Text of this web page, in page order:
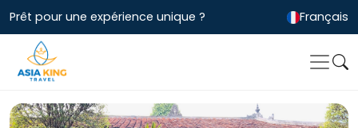
Prêt pour une expérience unique ? Français